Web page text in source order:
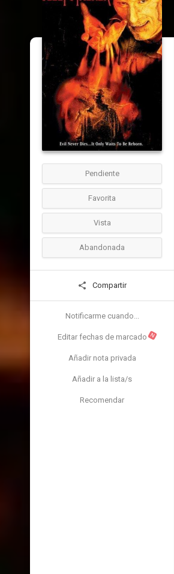
Pendiente
Favorita
Vista
Abandonada
Compartir
Notificarme cuando...
Editar fechas de marcado N
Añadir nota privada
Añadir a la lista/s
Recomendar